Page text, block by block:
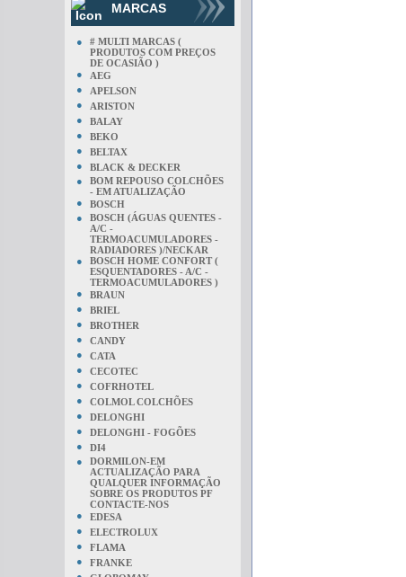
MARCAS
●
# MULTI MARCAS (
PRODUTOS COM PREÇOS
DE OCASIÃO )
●
AEG
●
APELSON
●
ARISTON
●
BALAY
●
BEKO
●
BELTAX
●
BLACK & DECKER
●
BOM REPOUSO COLCHÕES
- EM ATUALIZAÇÃO
●
BOSCH
●
BOSCH (ÁGUAS QUENTES -
A/C -
TERMOACUMULADORES -
RADIADORES )/NECKAR
●
BOSCH HOME CONFORT (
ESQUENTADORES - A/C -
TERMOACUMULADORES )
●
BRAUN
●
BRIEL
●
BROTHER
●
CANDY
●
CATA
●
CECOTEC
●
COFRHOTEL
●
COLMOL COLCHÕES
●
DELONGHI
●
DELONGHI - FOGÕES
●
DI4
●
DORMILON-EM
ACTUALIZAÇÃO PARA
QUALQUER INFORMAÇÃO
SOBRE OS PRODUTOS PF
CONTACTE-NOS
●
EDESA
●
ELECTROLUX
●
FLAMA
●
FRANKE